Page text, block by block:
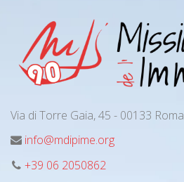
Via di Torre Gaia, 45 - 00133 Roma
info@mdipime.org
+39 06 2050862